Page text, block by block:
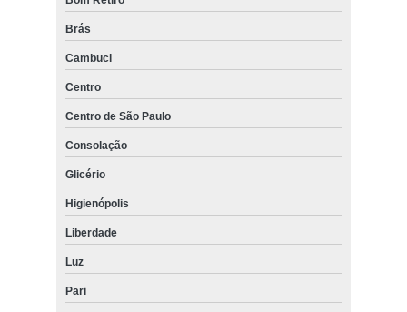
Brás
Cambuci
Centro
Centro de São Paulo
Consolação
Glicério
Higienópolis
Liberdade
Luz
Pari